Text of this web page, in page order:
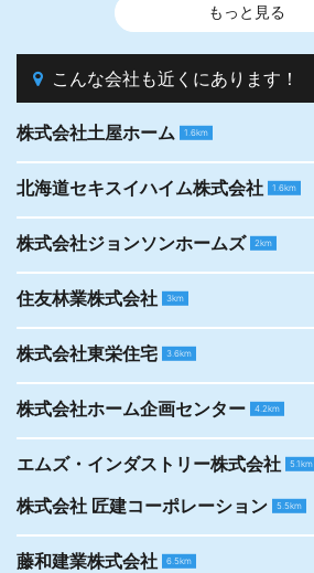
もっと見る
こんな会社も近くにあります！
株式会社土屋ホーム 1.6km
北海道セキスイハイム株式会社 1.6km
株式会社ジョンソンホームズ 2km
住友林業株式会社 3km
株式会社東栄住宅 3.6km
株式会社ホーム企画センター 4.2km
エムズ・インダストリー株式会社 5.1km
株式会社 匠建コーポレーション 5.5km
藤和建業株式会社 6.5km